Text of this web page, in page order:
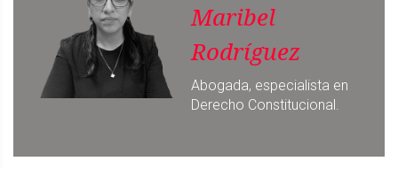
Maribel
Rodríguez
Abogada, especialista en
Derecho Constitucional.